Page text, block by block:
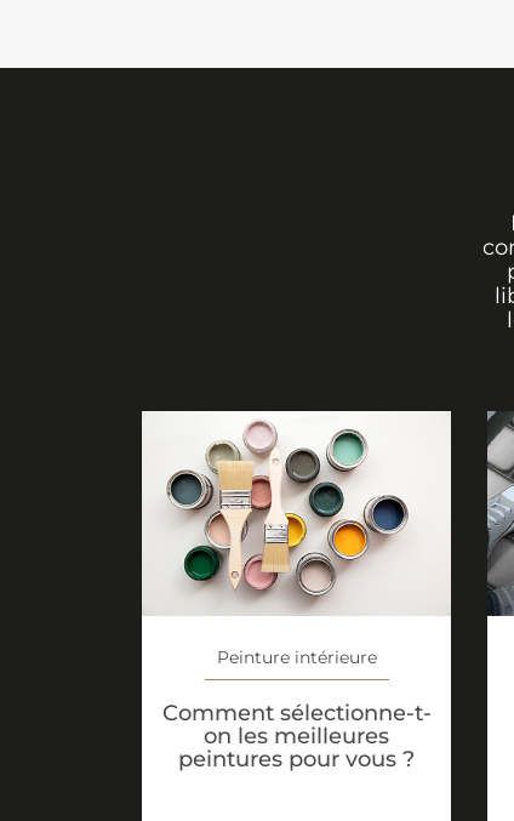
Peinture intérieure
Comment sélectionne-t-
on les meilleures
peintures pour vous ?